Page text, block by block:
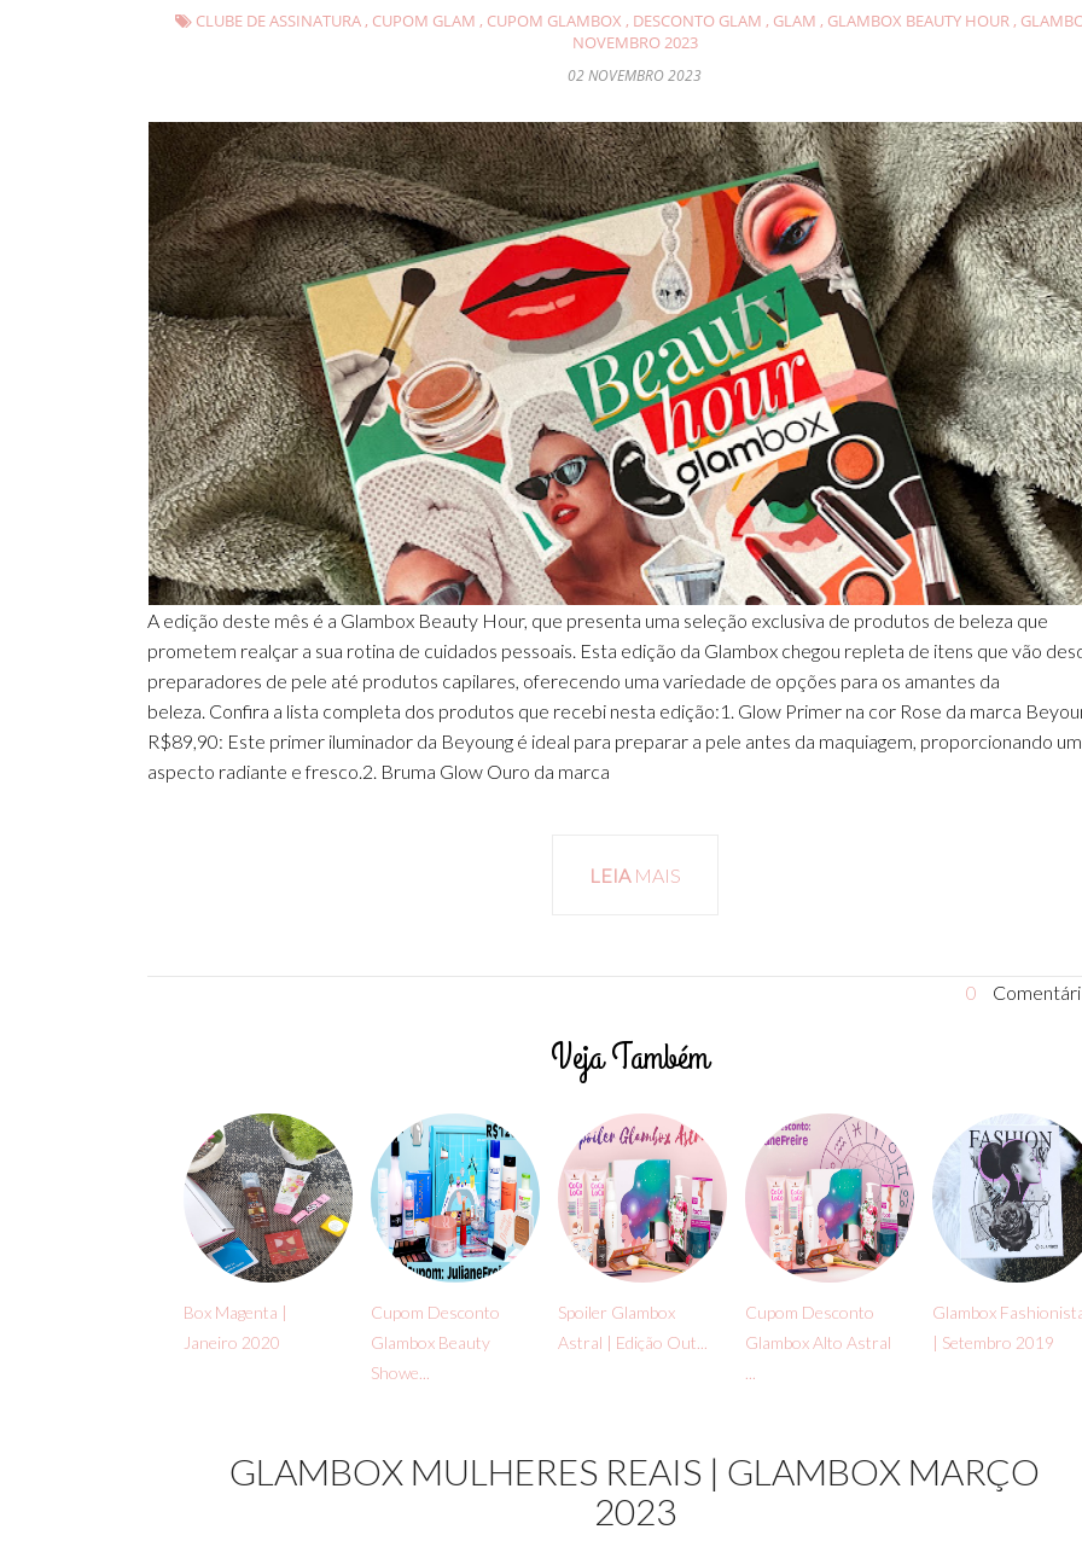
CLUBE DE ASSINATURA , CUPOM GLAM , CUPOM GLAMBOX , DESCONTO GLAM , GLAM , GLAMBOX BEAUTY HOUR ,
NOVEMBRO 2023
02 NOVEMBRO 2023
A edição deste mês é a Glambox Beauty Hour, que presenta uma seleção exclusiva de produtos de beleza que
prometem realçar a sua rotina de cuidados pessoais. Esta edição da Glambox chegou repleta de itens que vão
preparadores de pele até produtos capilares, oferecendo uma variedade de opções para os amantes da
beleza. Confira a lista completa dos produtos que recebi nesta edição:1. Glow Primer na cor Rose da marca
R$89,90: Este primer iluminador da Beyoung é ideal para preparar a pele antes da maquiagem, proporcionando um
aspecto radiante e fresco.2. Bruma Glow Ouro da marca
LEIAMAIS
0
Veja Também
Box Magenta |
Janeiro 2020
Cupom Desconto
Glambox Beauty
Showe...
Spoiler Glambox
Astral | Edição Out...
Cupom Desconto
Glambox Alto Astral
Glambox
| Setembro 2019
GLAMBOX MULHERES REAIS | GLAMBOX MARÇO
2023